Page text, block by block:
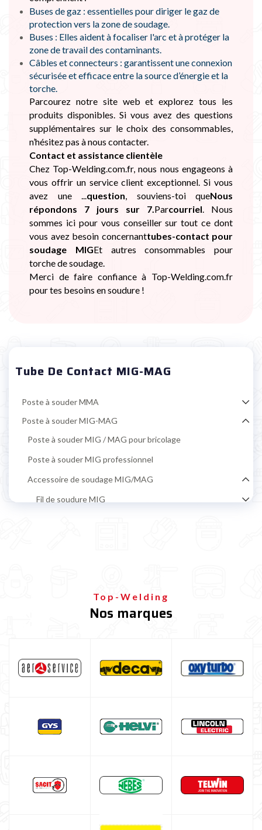
Tube De Contact MIG-MAG
Poste à souder MMA
Poste à souder MIG-MAG
Poste à souder MIG / MAG pour bricolage
Poste à souder MIG professionnel
Accessoire de soudage MIG/MAG
Fil de soudure MIG
Poste à souder multiprocédés
Poste à souder par points et carrosserie
Protection soudeur
Poste à souder ESAB
Poste à souder HELVI
Buses de gaz : essentielles pour diriger le gaz de
protection vers la zone de soudage.
Buses : Elles aident à focaliser l'arc et à protéger la
zone de travail des contaminants.
Câbles et connecteurs : garantissent une connexion
sécurisée et efficace entre la source d’énergie et la
torche.
Parcourez notre site web et explorez tous les
produits disponibles. Si vous avez des questions
supplémentaires sur le choix des consommables,
n’hésitez pas à nous contacter.
Contact et assistance clientèle
Chez Top-Welding.com.fr, nous nous engageons à
vous offrir un service client exceptionnel. Si vous
avez une ...question, souviens-toi queNous
répondons 7 jours sur 7.Parcourriel. Nous
sommes ici pour vous conseiller sur tout ce dont
vous avez besoin concernanttubes-contact pour
soudage MIGEt autres consommables pour
torche de soudage.
Merci de faire confiance à Top-Welding.com.fr
pour tes besoins en soudure !
Top-Welding
Nos marques